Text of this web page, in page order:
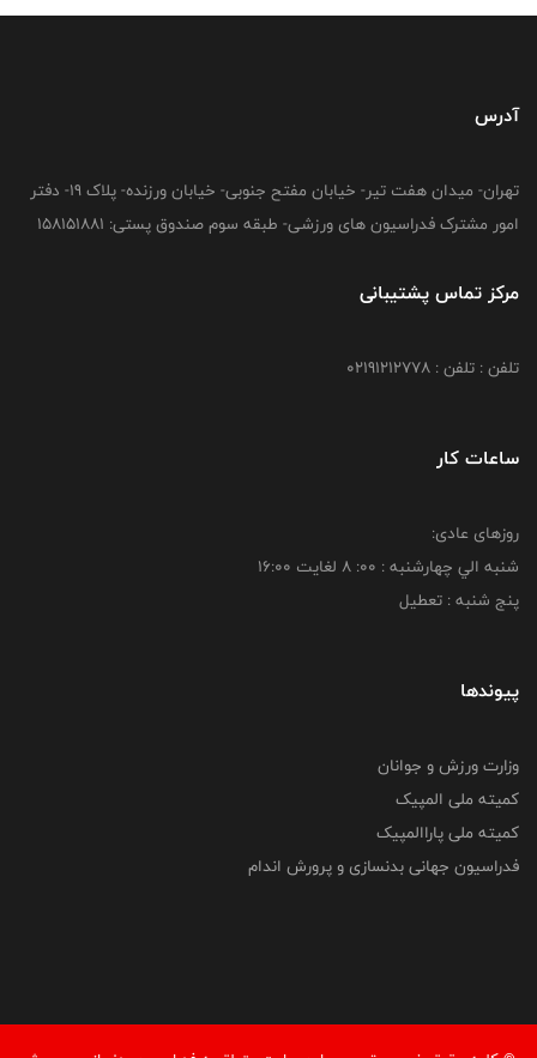
آدرس
تهران- میدان هفت تیر- خیابان مفتح جنوبی- خیابان ورزنده- پلاک 19- دفتر
امور مشترک فدراسیون های ورزشی- طبقه سوم صندوق پستی: 158151881
مرکز تماس پشتیبانی
تلفن : تلفن : 02191212778
ساعات کار
روزهای عادی:
شنبه الي چهارشنبه : 00: 8 لغايت 16:00
پنج شنبه : تعطیل
پیوندها
وزارت ورزش و جوانان
کمیته ملی المپیک
کمیته ملی پاراالمپیک
فدراسیون جهانی بدنسازی و پرورش اندام